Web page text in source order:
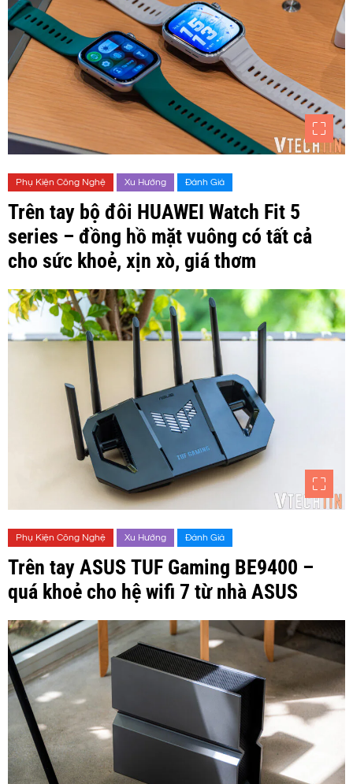
Phụ Kiện Công Nghệ Xu Hướng Đánh Giá
Trên tay bộ đôi HUAWEI Watch Fit 5
series – đồng hồ mặt vuông có tất cả
cho sức khoẻ, xịn xò, giá thơm
Phụ Kiện Công Nghệ Xu Hướng Đánh Giá
Trên tay ASUS TUF Gaming BE9400 –
quá khoẻ cho hệ wifi 7 từ nhà ASUS